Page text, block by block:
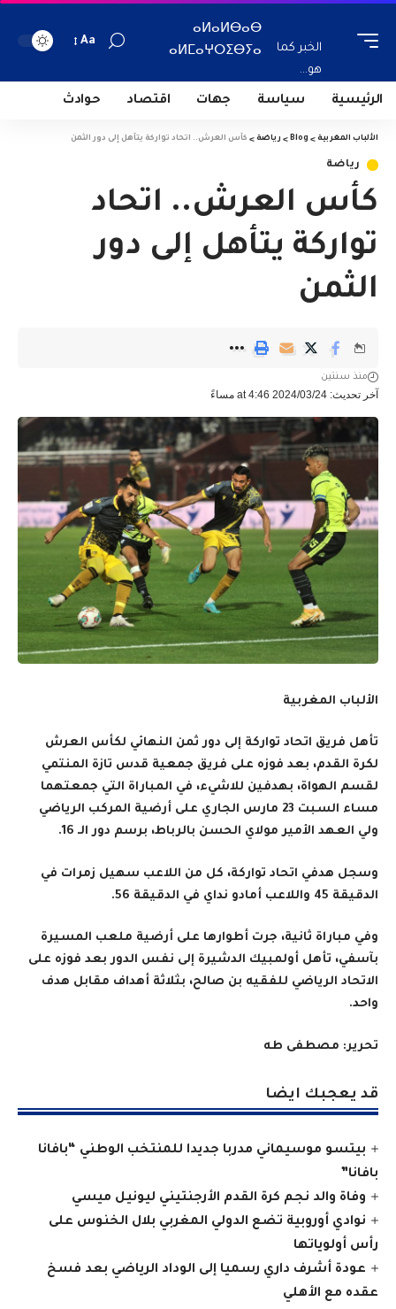
الخبر كما
هو...
ⴰⵍⴰⵍⴱⴰⴱ
ⴰⵍⵎⴰⵖⵔⵉⴱⵢⴰ
Aa
الرئيسية سياسة جهات اقتصاد حوادث
الألباب المغربية >
Blog
> رياضة > كأس العرش.. اتحاد تواركة يتأهل إلى دور الثمن
رياضة
كأس العرش.. اتحاد
تواركة يتأهل إلى دور
الثمن
آخر تحديث: 2024/03/24 at 4:46 مساءً
منذ سنتين
الألباب المغربية
تأهل فريق اتحاد تواركة إلى دور ثمن النهائي لكأس العرش
لكرة القدم، بعد فوزه على فريق جمعية قدس تازة المنتمي
لقسم الهواة، بهدفين للاشيء، في المباراة التي جمعتهما
مساء السبت 23 مارس الجاري على أرضية المركب الرياضي
ولي العهد الأمير مولاي الحسن بالرباط، برسم دور الـ 16.
وسجل هدفي اتحاد تواركة، كل من اللاعب سهيل زمرات في
الدقيقة 45 واللاعب أمادو نداي في الدقيقة 56.
وفي مباراة ثانية، جرت أطوارها على أرضية ملعب المسيرة
بآسفي، تأهل أولمبيك الدشيرة إلى نفس الدور بعد فوزه على
الاتحاد الرياضي للفقيه بن صالح، بثلاثة أهداف مقابل هدف
واحد.
تحرير: مصطفى طه
قد يعجبك ايضا
بيتسو موسيماني مدربا جديدا للمنتخب الوطني “بافانا
بافانا”
وفاة والد نجم كرة القدم الأرجنتيني ليونيل ميسي
نوادي أوروبية تضع الدولي المغربي بلال الخنوس على
رأس أولوياتها
عودة أشرف داري رسميا إلى الوداد الرياضي بعد فسخ
عقده مع الأهلي